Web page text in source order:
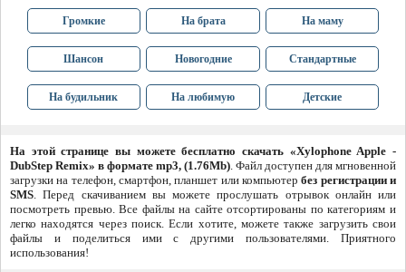
Громкие На брата На маму
Шансон Новогодние Стандартные
На будильник На любимую Детские
На этой странице вы можете бесплатно скачать «Xylophone Apple -
DubStep Remix» в формате mp3, (1.76Mb). Файл доступен для мгновенной
загрузки на телефон, смартфон, планшет или компьютербез регистрации и
SMS. Перед скачиванием вы можете прослушать отрывок онлайн или
посмотреть превью. Все файлы на сайте отсортированы по категориям и
легко находятся через поиск. Если хотите, можете также загрузить свои
файлы и поделиться ими с другими пользователями. Приятного
использования!